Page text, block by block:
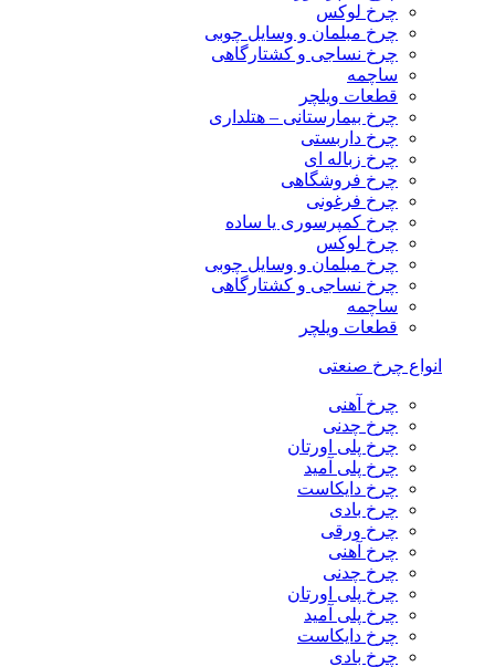
چرخ لوکس
چرخ مبلمان و وسایل چوبی
چرخ نساجی و کشتارگاهی
ساچمه
قطعات ویلچر
چرخ بیمارستانی – هتلداری
چرخ داربستی
چرخ زباله ای
چرخ فروشگاهی
چرخ فرغونی
چرخ کمپرسوری یا ساده
چرخ لوکس
چرخ مبلمان و وسایل چوبی
چرخ نساجی و کشتارگاهی
ساچمه
قطعات ویلچر
انواع چرخ صنعتی
چرخ آهنی
چرخ چدنی
چرخ پلی اورتان
چرخ پلی آمید
چرخ دایکاست
چرخ بادی
چرخ ورقی
چرخ آهنی
چرخ چدنی
چرخ پلی اورتان
چرخ پلی آمید
چرخ دایکاست
چرخ بادی